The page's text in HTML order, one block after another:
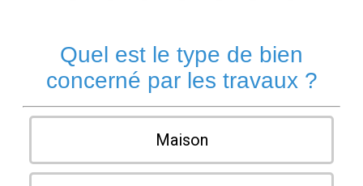
Quel est le type de bien
concerné par les travaux ?
Maison